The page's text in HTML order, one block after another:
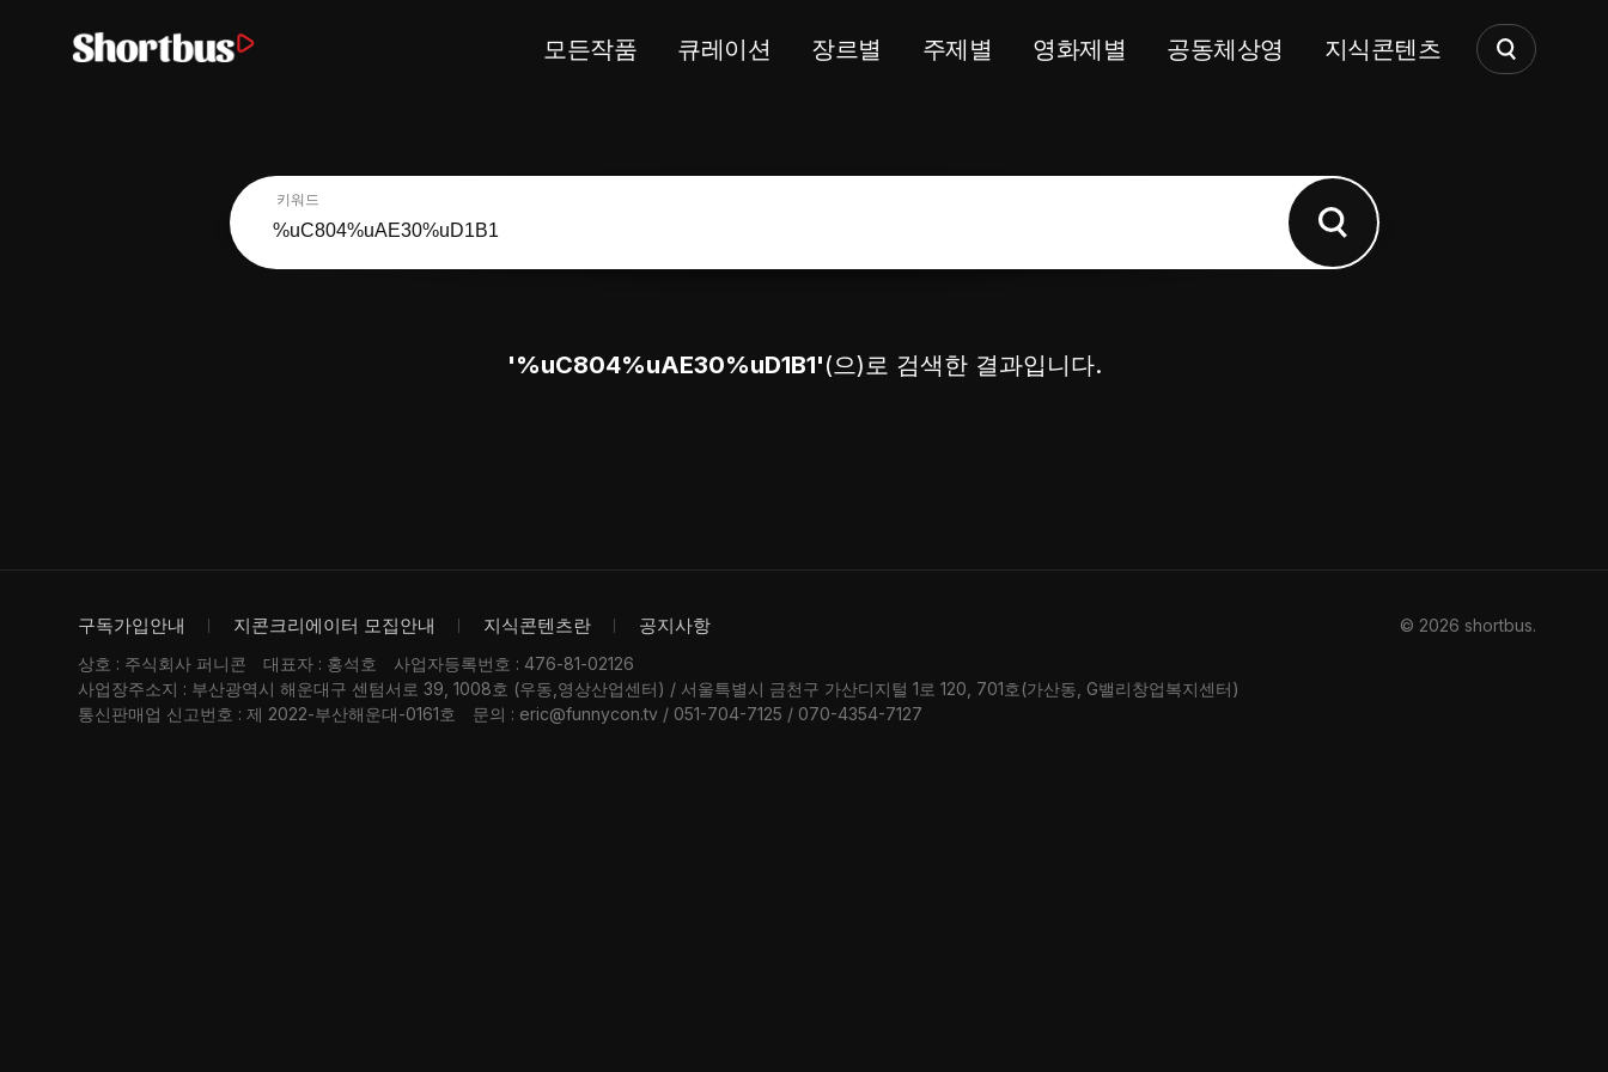
모든작품 큐레이션 장르별 주제별 영화제별 공동체상영 지식콘텐츠
키워드
'%uC804%uAE30%uD1B1'(으)로 검색한 결과입니다.
구독가입안내 지콘크리에이터 모집안내 지식콘텐츠란 공지사항
상호 : 주식회사 퍼니콘 대표자 : 홍석호
사업자등록번호 : 476-81-02126
사업장주소지 : 부산광역시 해운대구 센텀서로 39, 1008호 (우동,영상산업센터) / 서울특별시 금천구 가산디지털 1로 120, 701호(가산동, G밸리창업복지센터)
통신판매업 신고번호 : 제 2022-부산해운대-0161호
문의 : eric@funnycon.tv / 051-704-7125 / 070-4354-7127
© 2026 shortbus.